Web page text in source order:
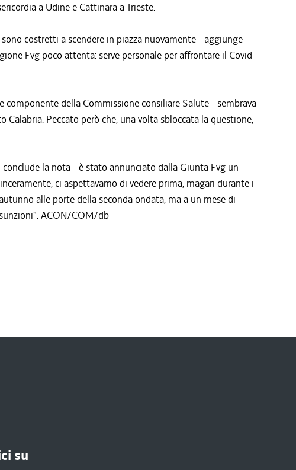
a Udine e Cattinara a Trieste.
costretti a scendere in piazza nuovamente - aggiunge
Fvg poco attenta: serve personale per affrontare il Covid-
componente della Commissione consiliare Salute - sembrava
Peccato però che, una volta sbloccata la questione,
la nota - è stato annunciato dalla Giunta Fvg un
ci aspettavamo di vedere prima, magari durante i
alle porte della seconda ondata, ma a un mese di
ACON/COM/db
su